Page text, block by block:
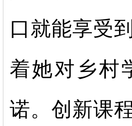
口就能享受
着她对乡村
诺。创新课